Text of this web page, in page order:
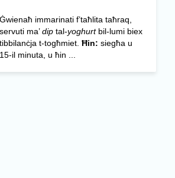
Ġwienaħ immarinati f’taħlita taħraq,
servuti ma’diptal-yoghurtbil-lumi biex
tibbilanċja t-togħmiet. Ħin: siegħa u
15-il minuta, u ħin ...